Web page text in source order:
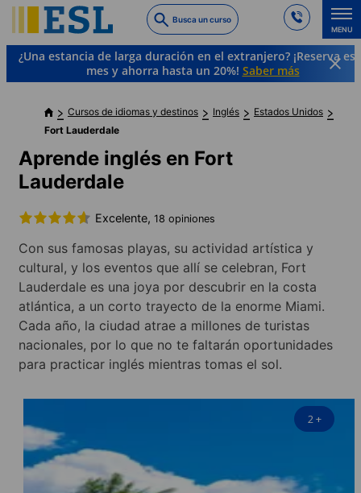
to
main
content
Busca un curso
MENU
¿Una estancia de larga duración en el extranjero? ¡Reserva
mes y ahorra hasta un 20%! Saber más
Cursos de idiomas y destinos Inglés
Estados Unidos
Fort Lauderdale
Aprende inglés en Fort
Lauderdale
Excelente, 18 opiniones
Con sus famosas playas, su actividad artística y
cultural, y los eventos que allí se celebran, Fort
Lauderdale es una joya por descubrir en la costa
atlántica, a un corto trayecto de la enorme Miami.
Cada año, la ciudad atrae a millones de turistas
nacionales, por lo que no te faltarán oportunidades
para practicar inglés mientras tomas el sol.
2+